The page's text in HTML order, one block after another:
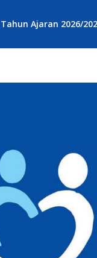
Ajaran 2026/